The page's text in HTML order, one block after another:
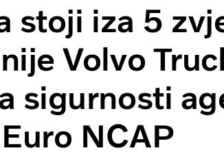
stoji iza 5
Volvo
sigurnosti
Euro NCAP